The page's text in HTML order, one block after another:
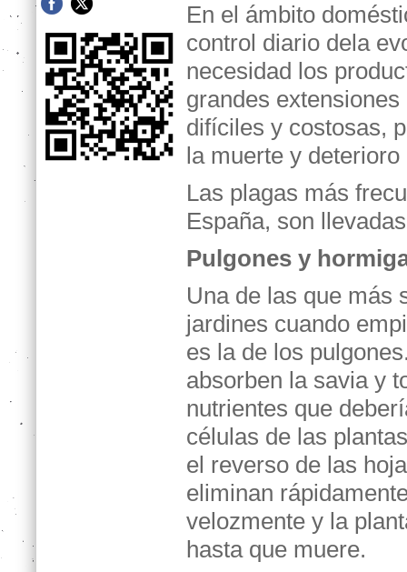
En el ámbito
control diario dela
necesidad los
grandes
difíciles y costosas,
la muerte y
Las plagas más
España, son
Pulgones y
Una de las que más
jardines cuando
es la de los
absorben la savia y
nutrientes que
células de las
el reverso de las
eliminan
velozmente y la
hasta que muere.